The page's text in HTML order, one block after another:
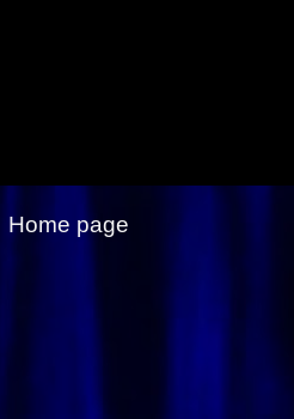
Home page